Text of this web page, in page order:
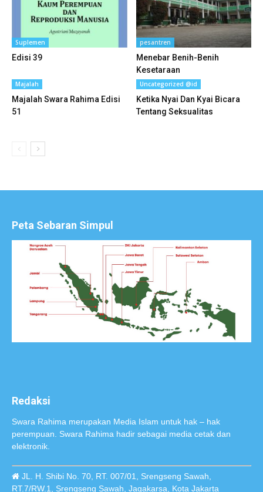
Suplemen
Edisi 39
pesantren
Menebar Benih-Benih
Kesetaraan
Majalah
Majalah Swara Rahima Edisi
51
Uncategorized @id
Ketika Nyai Dan Kyai Bicara
Tentang Seksualitas
Peta Sebaran Simpul
Redaksi
Swara Rahima merupakan Media Islam untuk hak – hak
perempuan. Swara Rahima hadir sebagai media cetak dan
elektronik.
JL. H. Shibi No. 70, RT. 007/01, Srengseng Sawah,
RT.7/RW.1, Srengseng Sawah, Jagakarsa, Kota Jakarta